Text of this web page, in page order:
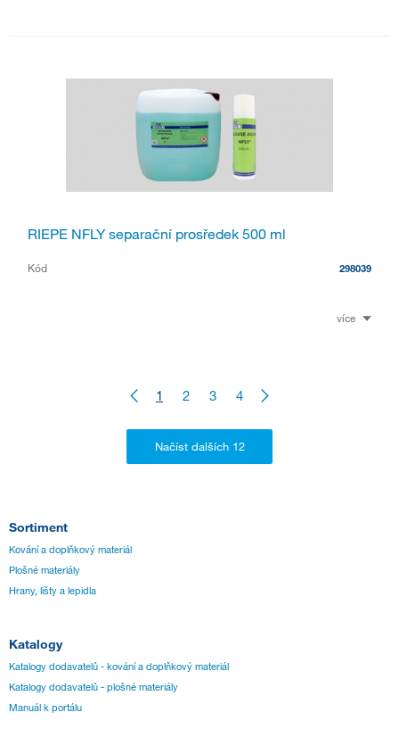
RIEPE NFLY separační prosředek 500 ml
Kód 298039
více
1 2 3 4
Sortiment
Kování a doplňkový materiál
Plošné materiály
Hrany, lišty a lepidla
Katalogy
Katalogy dodavatelů - kování a doplňkový materiál
Katalogy dodavatelů - plošné materiály
Manuál k portálu